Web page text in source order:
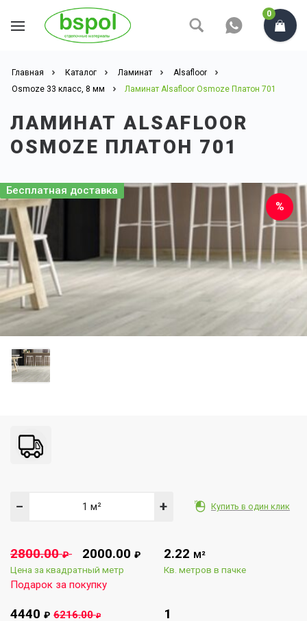
0
Главная Каталог Ламинат
Alsafloor
Osmoze 33 класс, 8 мм
Ламинат Alsafloor Osmoze Платон 701
ЛАМИНАТ ALSAFLOOR
OSMOZE ПЛАТОН 701
Бесплатная доставка
Купить в один клик
− +
2800.00 ₽ 2000.00 ₽
Цена за квадратный метр
Подарок за покупку
2.22 М²
Кв. метров в пачке
4440 ₽ 6216.00₽ 1